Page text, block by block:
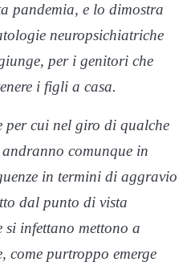
pandemia, e lo dimostra
neuropsichiatriche
per i genitori che
i figli a casa.
per cui nel giro di qualche
comunque in
in termini di aggravio
dal punto di vista
infettano mettono a
come purtroppo emerge